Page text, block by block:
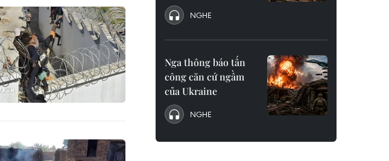
NGHE
Nga thông báo tấn
công căn cứ ngầm
của Ukraine
NGHE